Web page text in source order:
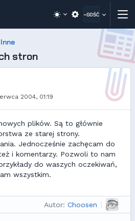
~GOŚĆ
Inne
stron
2004, 01:19
plików. Są to głównie
ze starej strony.
Jednocześnie zachęcam do
i komentarzy. Pozwoli to nam
do waszych oczekiwań,
wszystkim.
Autor: Choosen